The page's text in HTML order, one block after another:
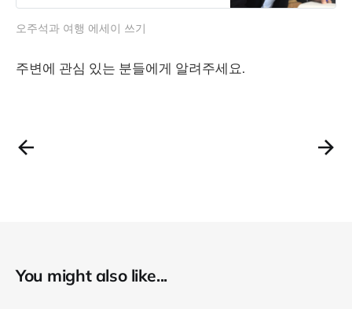
오주석과 여행 에세이 쓰기
주변에 관심 있는 분들에게 알려주세요.
You might also like...